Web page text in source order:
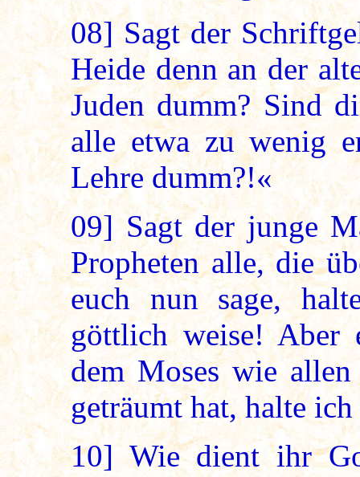
08] Sagt der
Heide denn an der
Juden dumm? Sind
alle etwa zu wenig
Lehre dumm?!«
09] Sagt der junge
Propheten alle, die
euch nun sage,
göttlich weise! Aber
dem Moses wie allen
geträumt hat, halte
10]Wie dient ihr